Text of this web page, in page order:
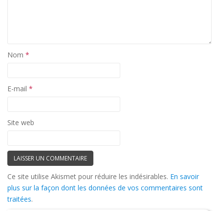
Nom *
E-mail *
Site web
Ce site utilise Akismet pour réduire les indésirables. En savoir
plus sur la façon dont les données de vos commentaires sont
traitées.